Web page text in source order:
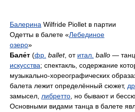
Балерина Wilfride Piollet в партии
Одетты в балете «Лебединое
озеро»
Бале́т (фр. ballet, от итал. ballo —
искусства; спектакль, содержание
музыкально-хореографических
балета лежит определённый сюжет,
замысел, либретто , но бывают и
Основными видами танца в балете